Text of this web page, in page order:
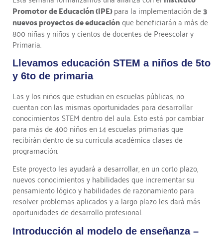
Promotor de Educación (IPE)para la implementación de3
nuevos proyectos de educaciónque beneficiarán a más de
800 niñas y niños y cientos de docentes de Preescolar y
Primaria.
Llevamos educación STEM a niños de 5to
y 6to de primaria
Las y los niños que estudian en escuelas públicas, no
cuentan con las mismas oportunidades para desarrollar
conocimientos STEM dentro del aula. Esto está por cambiar
para más de 400 niños en 14 escuelas primarias que
recibirán dentro de su currícula académica clases de
programación.
Este proyecto les ayudará a desarrollar, en un corto plazo,
nuevos conocimientos y habilidades que incrementar su
pensamiento lógico y habilidades de razonamiento para
resolver problemas aplicados y a largo plazo les dará más
oportunidades de desarrollo profesional.
Introducción al modelo de enseñanza –